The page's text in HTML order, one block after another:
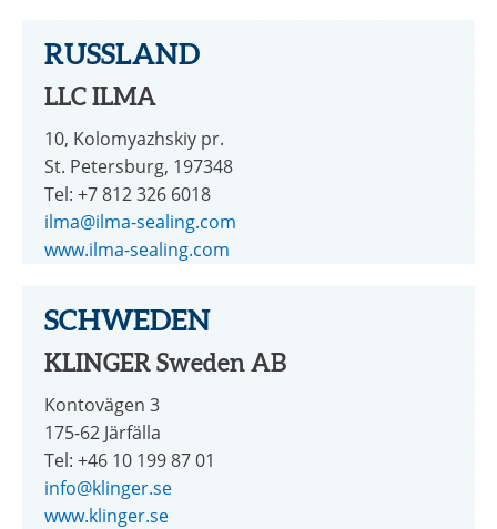
RUSSLAND
LLC ILMA
10, Kolomyazhskiy pr.
St. Petersburg, 197348
Tel: +7 812 326 6018
ilma@ilma-sealing.com
www.ilma-sealing.com
SCHWEDEN
KLINGER Sweden AB
Kontovägen 3
175-62 Järfälla
Tel: +46 10 199 87 01
info@klinger.se
www.klinger.se